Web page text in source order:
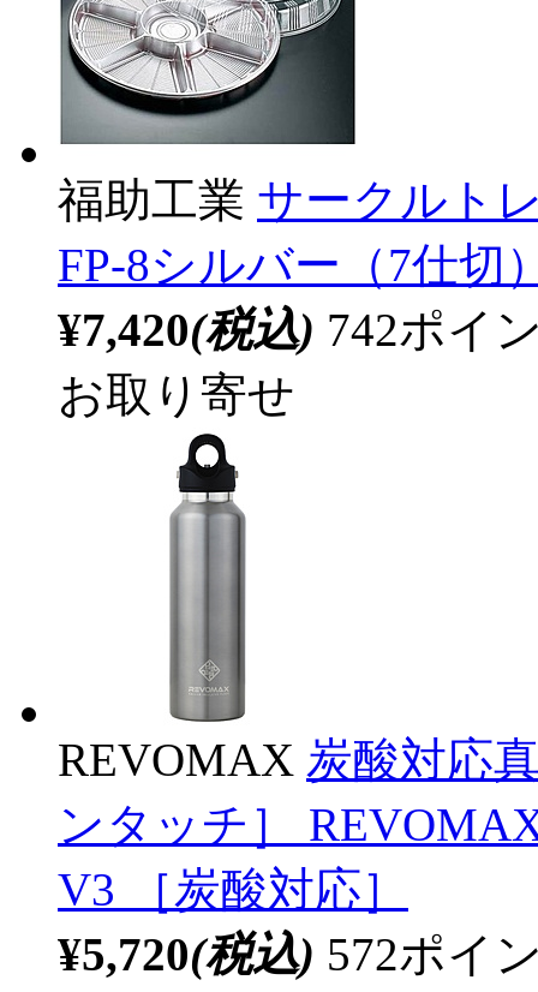
福助工業 サークルト
FP-8シルバー（7仕切
¥7,420(税込) 742ポイ
お取り寄せ
REVOMAX 炭酸対応
ンタッチ］
V3 ［炭酸対応］
¥5,720(税込) 572ポイ